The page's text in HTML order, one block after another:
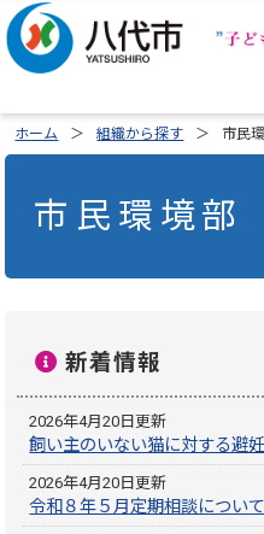
ホーム 組織から探す 市民
市民環境部
新着情報
2026年4月20日更新
飼い主のいない猫に対する避
2026年4月20日更新
令和８年５月定期相談について